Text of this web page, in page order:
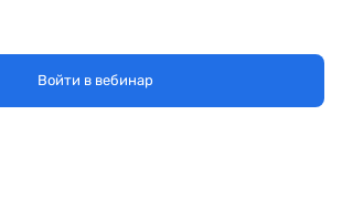
Войти в вебинар